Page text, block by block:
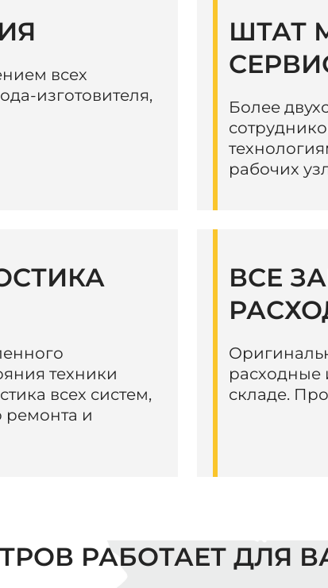
всех
изготовителя,
ШТАТ
Более
рабочих
техники
всех систем,
ремонта и
ВСЕ
расходные
складе.
РАБОТАЕТ ДЛЯ